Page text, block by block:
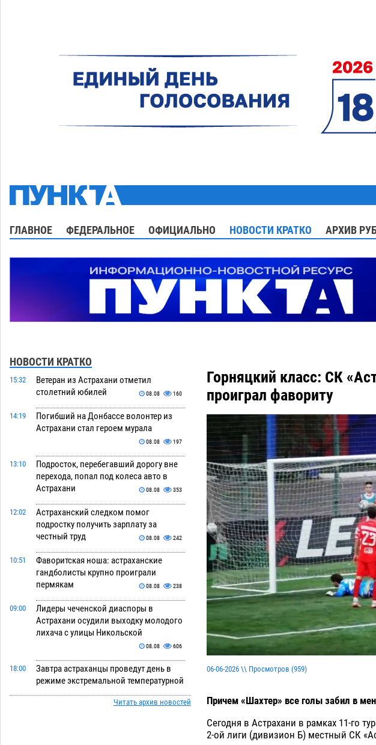
ГЛАВНОЕ ФЕДЕРАЛЬНОЕ ОФИЦИАЛЬНО НОВОСТИ КРАТКО АРХИВ
НОВОСТИ КРАТКО
15:32
Ветеран из Астрахани отметил
столетний юбилей
08.08 160
14:19
Погибший на Донбассе волонтер из
Астрахани стал героем мурала
08.08 197
13:10
Подросток, перебегавший дорогу вне
перехода, попал под колеса авто в
Астрахани
08.08 353
12:02
Астраханский следком помог
подростку получить зарплату за
честный труд
08.08 242
10:51
Фаворитская ноша: астраханские
гандболисты крупно проиграли
пермякам
08.08 238
09:00
Лидеры чеченской диаспоры в
Астрахани осудили выходку молодого
лихача с улицы Никольской
08.08 606
18:00
Завтра астраханцы проведут день в
режиме экстремальной температурной
нагрузки
07.08 644
Читать архив новостей
Горняцкий класс: СК
проиграл фавориту
06-06-2026 \\ Просмотров (959)
Причем «Шахтер» все голы забил в
Сегодня в Астрахани в рамках 11-го
2-ой лиги (дивизион Б) местный СК